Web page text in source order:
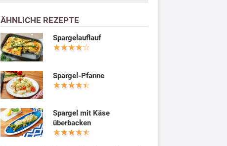
ÄHNLICHE REZEPTE
Spargelauflauf
Spargel-Pfanne
Spargel mit Käse
überbacken